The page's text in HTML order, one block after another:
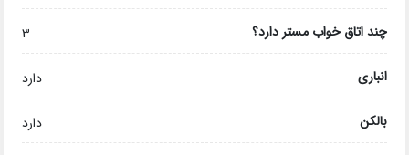
چند اتاق خواب مستر دارد؟ 3
انباری دارد
بالکن دارد